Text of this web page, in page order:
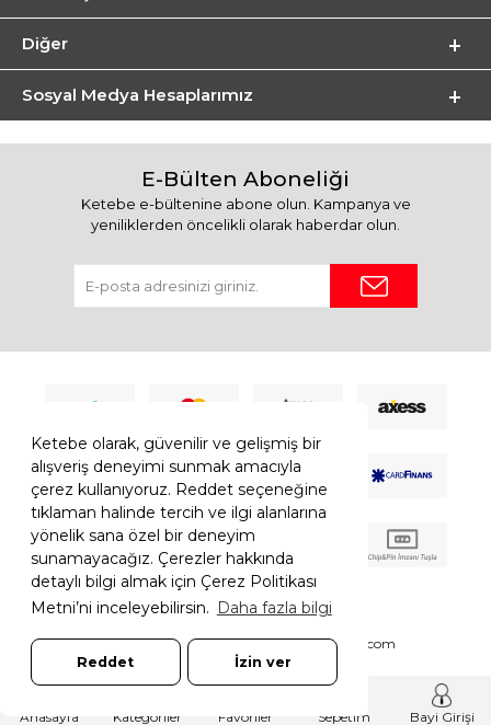
Ketebe olarak, güvenilir ve gelişmiş bir
alışveriş deneyimi sunmak amacıyla
çerez kullanıyoruz. Reddet seçeneğine
tıklaman halinde tercih ve ilgi alanlarına
yönelik sana özel bir deneyim
sunamayacağız. Çerezler hakkında
detaylı bilgi almak için Çerez Politikası
Metni’ni inceleyebilirsin. Daha fazla bilgi
Reddet İzin ver
Anasayfa Kategoriler Favoriler Sepetim Bayi Girişi
Diğer
Sosyal Medya Hesaplarımız
E-Bülten Aboneliği
Ketebe e-bültenine abone olun. Kampanya ve
yeniliklerden öncelikli olarak haberdar olun.
© 2026 Ketebe Tüm Hakkı Saklıdır. Ketebe.com
7308052261181544